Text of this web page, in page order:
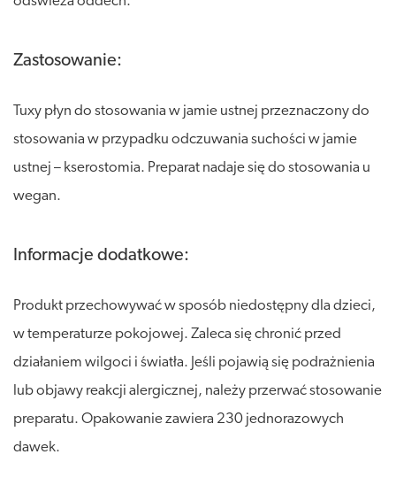
Zastosowanie:
Tuxy płyn do stosowania w jamie ustnej przeznaczony do
stosowania w przypadku odczuwania suchości w jamie
ustnej – kserostomia. Preparat nadaje się do stosowania u
wegan.
Informacje dodatkowe:
Produkt przechowywać w sposób niedostępny dla dzieci,
w temperaturze pokojowej. Zaleca się chronić przed
działaniem wilgoci i światła. Jeśli pojawią się podrażnienia
lub objawy reakcji alergicznej, należy przerwać stosowanie
preparatu. Opakowanie zawiera 230 jednorazowych
dawek.